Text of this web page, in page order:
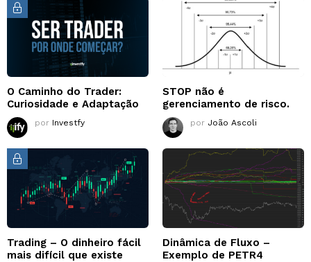
O Caminho do Trader:
Curiosidade e Adaptação
por Investfy
STOP não é
gerenciamento de risco.
por João Ascoli
Trading – O dinheiro fácil
mais difícil que existe
Dinâmica de Fluxo –
Exemplo de PETR4